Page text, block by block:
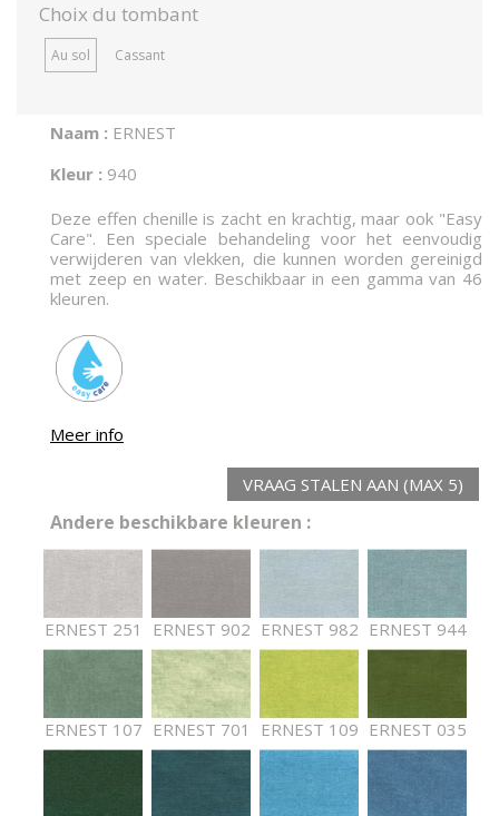
Choix du tombant
Au sol Cassant
Naam : ERNEST
Kleur : 940
Deze effen chenille is zacht en krachtig, maar ook "Easy
Care". Een speciale behandeling voor het eenvoudig
verwijderen van vlekken, die kunnen worden gereinigd
met zeep en water. Beschikbaar in een gamma van 46
kleuren.
Meer info
VRAAG STALEN AAN (MAX 5)
Andere beschikbare kleuren :
ERNEST 251 ERNEST 902 ERNEST 982 ERNEST 944
ERNEST 107 ERNEST 701 ERNEST 109 ERNEST 035